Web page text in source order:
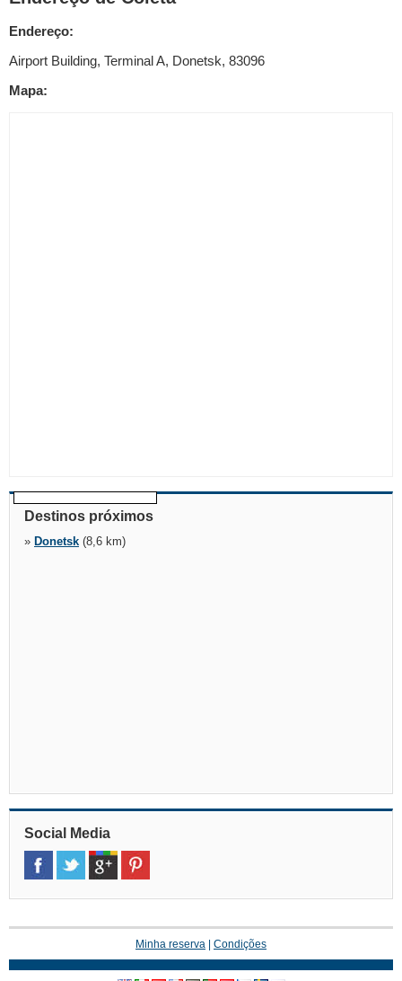
Endereço:
Airport Building, Terminal A, Donetsk, 83096
Mapa:
Destinos próximos
» Donetsk (8,6 km)
Social Media
Minha reserva Condições